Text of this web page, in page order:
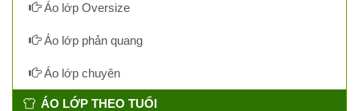
Áo lớp Oversize
Áo lớp phản quang
Áo lớp chuyên
ÁO LỚP THEO TUỔI